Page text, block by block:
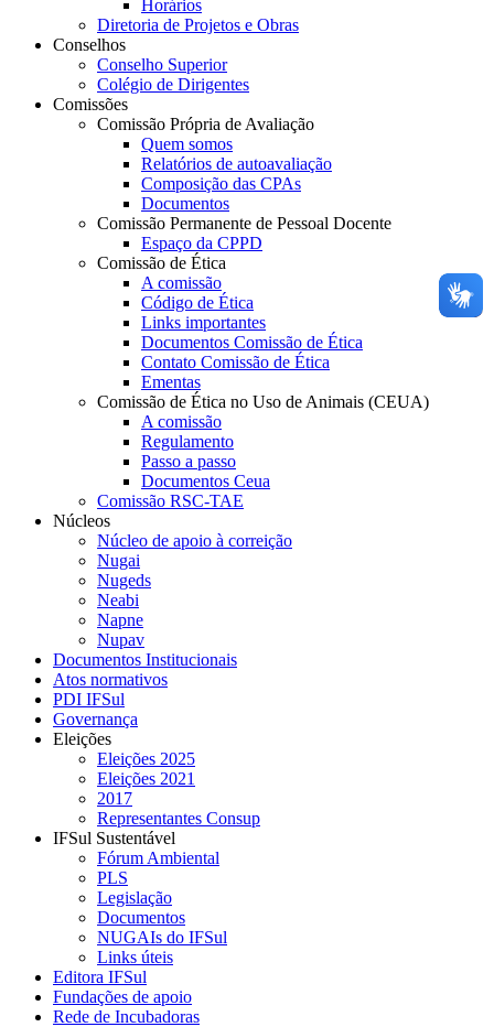
Horários
Diretoria de Projetos e Obras
Conselhos
Conselho Superior
Colégio de Dirigentes
Comissões
Comissão Própria de Avaliação
Quem somos
Relatórios de autoavaliação
Composição das CPAs
Documentos
Comissão Permanente de Pessoal Docente
Espaço da CPPD
Comissão de Ética
A comissão
Código de Ética
Links importantes
Documentos Comissão de Ética
Contato Comissão de Ética
Ementas
Comissão de Ética no Uso de Animais (CEUA)
A comissão
Regulamento
Passo a passo
Documentos Ceua
Comissão RSC-TAE
Núcleos
Núcleo de apoio à correição
Nugai
Nugeds
Neabi
Napne
Nupav
Documentos Institucionais
Atos normativos
PDI IFSul
Governança
Eleições
Eleições 2025
Eleições 2021
2017
Representantes Consup
IFSul Sustentável
Fórum Ambiental
PLS
Legislação
Documentos
NUGAIs do IFSul
Links úteis
Editora IFSul
Fundações de apoio
Rede de Incubadoras